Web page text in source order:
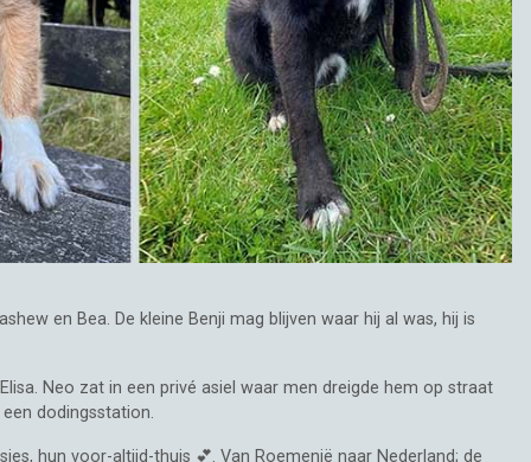
en Bea. De kleine Benji mag blijven waar hij al was, hij is
Neo zat in een privé asiel waar men dreigde hem op straat
dodingsstation.
hun voor-altijd-thuis 💕. Van Roemenië naar Nederland; de